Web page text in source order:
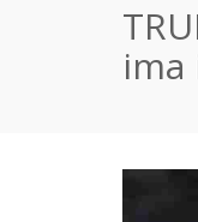
ima